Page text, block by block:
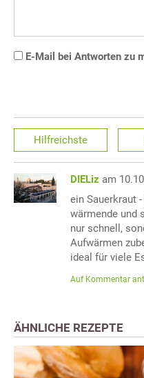
E-Mail bei Antworten zu
Hilfreichste
DIELiz am
ein Sauerkraut
wärmende und
nur schnell,
Aufwärmen
ideal für viele
Auf Kommentar
ÄHNLICHE REZEPTE